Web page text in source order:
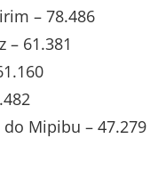
– 78.486
– 61.381
do Mipibu – 47.279